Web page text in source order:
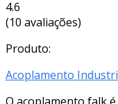
4.6
(10 avaliações)
Produto:
Acoplamento